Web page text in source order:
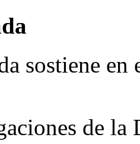
sostiene
de